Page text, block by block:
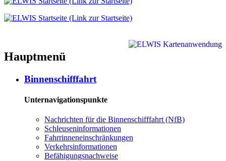
Hauptmenü
Binnenschifffahrt
Unternavigationspunkte
Nachrichten für die Binnenschifffahrt (NfB)
Schleuseninformationen
Fahrrinneneinschränkungen
Verkehrsinformationen
Befähigungsnachweise